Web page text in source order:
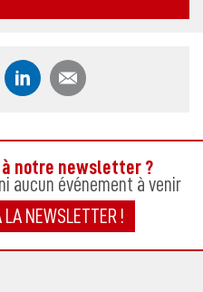
ce contenu sur Facebook
Partager ce contenu sur Twitter
Partager ce contenu
notre newsletter ?
aucun événement à venir
LA NEWSLETTER !